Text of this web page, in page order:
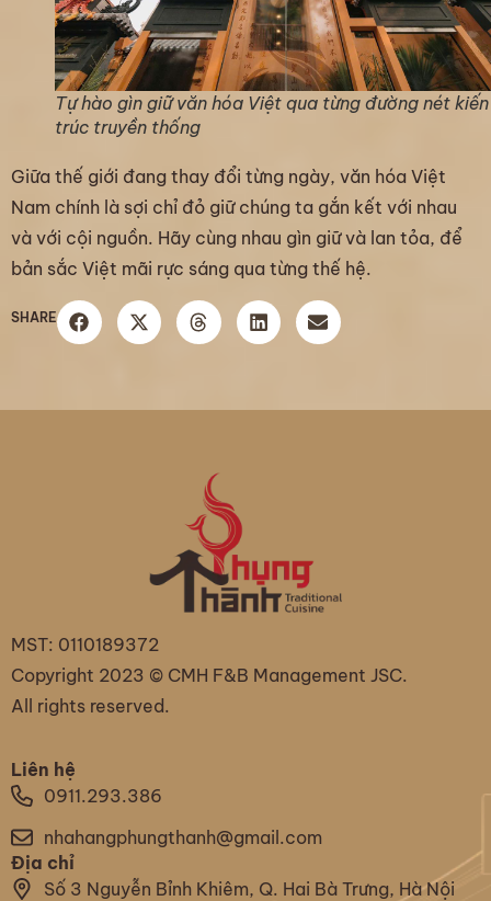
Tự hào gìn giữ văn hóa Việt qua từng đường nét kiến
trúc truyền thống
Giữa thế giới đang thay đổi từng ngày, văn hóa Việt
Nam chính là sợi chỉ đỏ giữ chúng ta gắn kết với nhau
và với cội nguồn. Hãy cùng nhau gìn giữ và lan tỏa, để
bản sắc Việt mãi rực sáng qua từng thế hệ.
SHARE
MST: 0110189372
Copyright 2023 © CMH F&B Management JSC.
All rights reserved.
Liên hệ
0911.293.386
nhahangphungthanh@gmail.com
Địa chỉ
Số 3 Nguyễn Bỉnh Khiêm, Q. Hai Bà Trưng, Hà Nội